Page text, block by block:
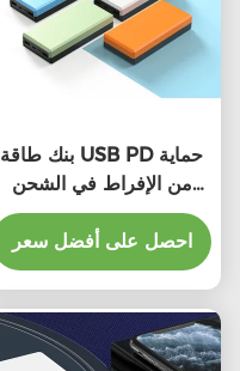
بنك طاقة USB PD حماية
من الإفراط في الشحن
20000mAh بنك طاقة
الهواتف الذكية
احصل على أفضل سعر